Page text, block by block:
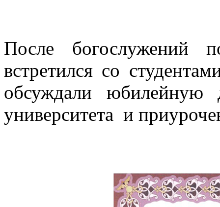
После богослужений
встретился со
обсуждали
университета и